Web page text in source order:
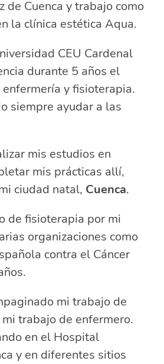
de Cuenca y trabajo como
la clínica estética Aqua.
CEU Cardenal
durante 5 años el
y fisioterapia.
siempre ayudar a las
mis estudios en
mis prácticas allí,
ciudad natal, Cuenca.
de fisioterapia por mi
organizaciones como
contra el Cáncer
mi trabajo de
trabajo de enfermero.
en el Hospital
y en diferentes sitios